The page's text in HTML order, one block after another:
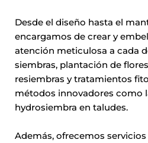
Desde el diseño hasta el
encargamos de crear y
atención meticulosa a cada
siembras, plantación de
resiembras y tratamientos
métodos innovadores como
hydrosiembra en taludes.
Además, ofrecemos